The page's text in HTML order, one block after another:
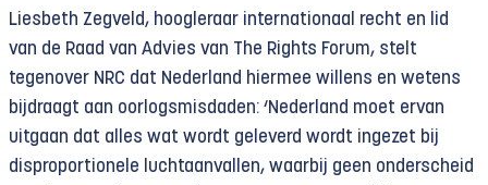
Liesbeth Zegveld, hoogleraar internationaal recht en lid
van de Raad van Advies van The Rights Forum, stelt
tegenover NRC dat Nederland hiermee willens en wetens
bijdraagt aan oorlogsmisdaden: ‘Nederland moet ervan
uitgaan dat alles wat wordt geleverd wordt ingezet bij
disproportionele luchtaanvallen, waarbij geen onderscheid